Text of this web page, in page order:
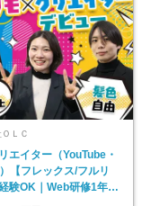
ＬＣ
エイター（YouTube・
【フレックス/フルリ
験OK｜Web研修1年間